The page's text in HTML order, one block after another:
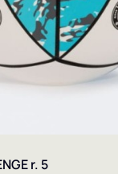
r. 5